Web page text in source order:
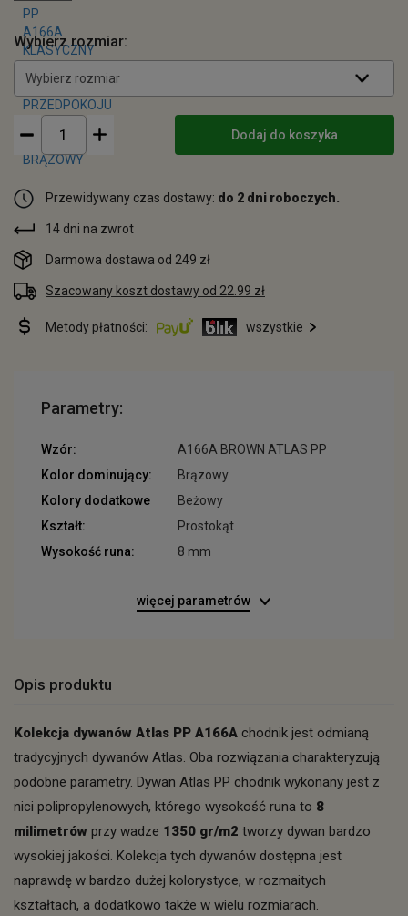
Wybierz rozmiar:
Wybierz rozmiar
Dodaj do koszyka
Przewidywany czas dostawy: do 2 dni roboczych.
14 dni na zwrot
Darmowa dostawa od 249 zł
Szacowany koszt dostawy od 22.99 zł
Metody płatności: wszystkie
Parametry:
Wzór:
A166A BROWN ATLAS PP
Kolor dominujący:
Brązowy
Kolory dodatkowe
Beżowy
Kształt:
Prostokąt
Wysokość runa:
8 mm
więcej parametrów
Opis produktu
Kolekcja dywanów Atlas PP A166A chodnik jest odmianą
tradycyjnych dywanów Atlas. Oba rozwiązania charakteryzują
podobne parametry. Dywan Atlas PP chodnik wykonany jest z
nici polipropylenowych, którego wysokość runa to 8
milimetrów przy wadze 1350 gr/m2 tworzy dywan bardzo
wysokiej jakości. Kolekcja tych dywanów dostępna jest
naprawdę w bardzo dużej kolorystyce, w rozmaitych
kształtach, a dodatkowo także w wielu rozmiarach.